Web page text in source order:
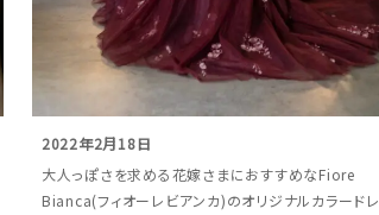
2022年2月18日
大人っぽさを求める花嫁さまにおすすめなFiore
Bianca(フィオーレビアンカ)のオリジナルカラードレ